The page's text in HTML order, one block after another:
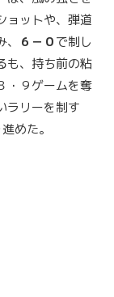
ョットや、弾道
６－０で制し
も、持ち前の粘
・９ゲームを奪
ラリーを制す
めた。